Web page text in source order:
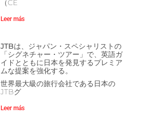
（CE
Leer más
JTBは、ジャパン・スペシャリストの
「シグネチャー・ツアー」で、英語ガ
イドとともに日本を発見するプレミア
ムな提案を強化する。
世界最大級の旅行会社である日本の
JTBグ
Leer más